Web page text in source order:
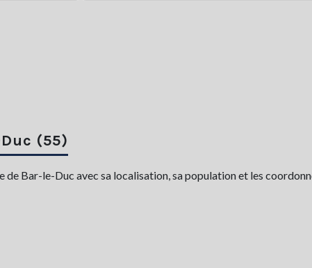
(55)
de Bar-le-Duc avec sa localisation, sa population et les